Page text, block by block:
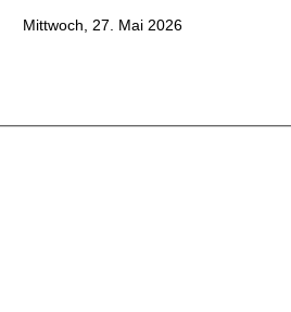
Mittwoch, 27. Mai 2026